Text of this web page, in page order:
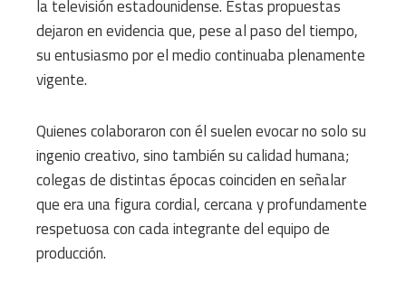
la televisión estadounidense. Estas propuestas
dejaron en evidencia que, pese al paso del tiempo,
su entusiasmo por el medio continuaba plenamente
vigente.
Quienes colaboraron con él suelen evocar no solo su
ingenio creativo, sino también su calidad humana;
colegas de distintas épocas coinciden en señalar
que era una figura cordial, cercana y profundamente
respetuosa con cada integrante del equipo de
producción.